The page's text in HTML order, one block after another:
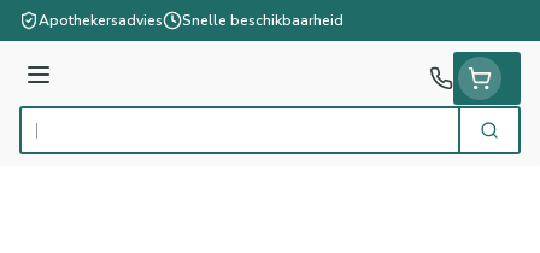
Ga naar de inhoud
Apothekersadvies Snelle beschikbaarheid
Menu
Product, merk, categorie... Zoek